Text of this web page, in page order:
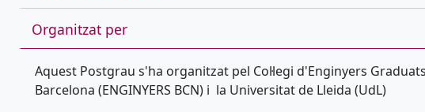
Organitzat per
Aquest Postgrau s'ha organitzat pel Col·legi d'Enginyers
Barcelona (ENGINYERS BCN) i la Universitat de Lleida (UdL)